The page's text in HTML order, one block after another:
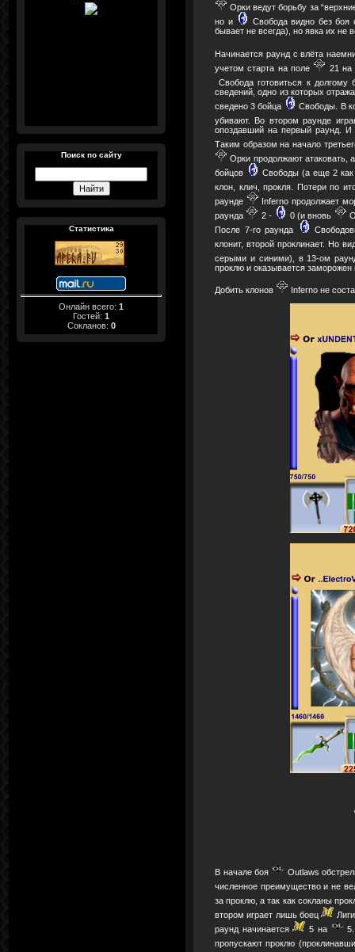
Поиск по сайту
Статистика
Онлайн всего: 1
Гостей: 1
Сокланов: 0
Орки ведут борьбу за
но и
Свобода видно без боя
бывает не всегда), но явка их не
Начинается раунд с влёта
учетом старта на поле
21 на
Свобода готовиться к
сведений, одно из которых
сведено 3 бойца
Свободы. В
убивают. Во втором раунде
опоздавший на первый раунд. И
Таким образом на начало
Орки продолжают атаковать,
бойцов
Свободы (а еще 2 как
клон, клич, прокля. Потери по
раунде
Inferno продолжает
раунда
2 - 0 (и вновь
После 7-го раунда
клонит, второй проклинает. Но
серыми и синими), в 13-ом
проклю и оказывается
Добить клонов Inferno не
В начале боя
Outlaws
численное преимущество и не
за проклю, а так как сокланы
втором играет лишь боец
раунд начинается
5 на
5.
пропускают проклю